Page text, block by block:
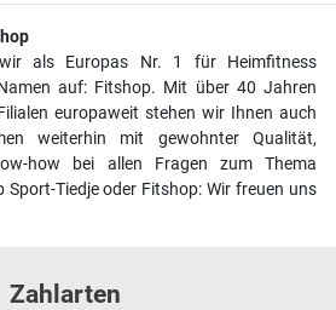
als Europas Nr. 1 für Heimfitness
auf: Fitshop. Mit über 40 Jahren
europaweit stehen wir Ihnen auch
weiterhin mit gewohnter Qualität,
how bei allen Fragen zum Thema
Sport-Tiedje oder Fitshop: Wir freuen uns
Zahlarten